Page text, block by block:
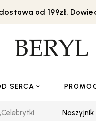
od 199zł.
SERCA
,Celebrytki Naszyjnik